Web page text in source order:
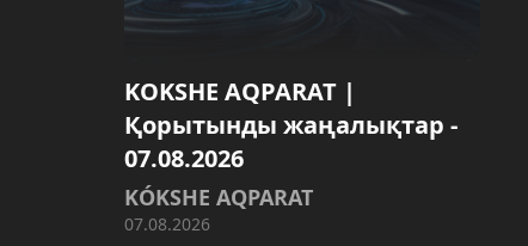
KOKSHE AQPARAT |
Қорытынды жаңалықтар -
07.08.2026
KÓKSHE AQPARAT
07.08.2026